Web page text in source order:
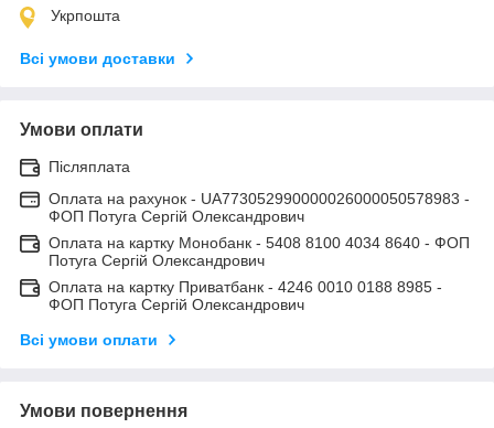
Укрпошта
Всі умови доставки
Умови оплати
Післяплата
Оплата на рахунок - UA773052990000026000050578983 -
ФОП Потуга Сергій Олександрович
Оплата на картку Монобанк - 5408 8100 4034 8640 - ФОП
Потуга Сергій Олександрович
Оплата на картку Приватбанк - 4246 0010 0188 8985 -
ФОП Потуга Сергій Олександрович
Всі умови оплати
Умови повернення